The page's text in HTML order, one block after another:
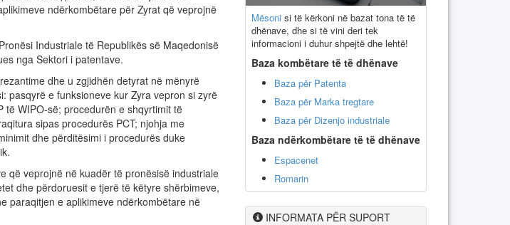
ndërkombëtare për Zyrat që veprojnë
Industriale të Republikës së Maqedonisë
nga Sektori i patentave.
dhe u zgjidhën detyrat në mënyrë
pasqyrë e funksioneve kur Zyra vepron si zyrë
WIPO-së; procedurën e shqyrtimit të
sipas procedurës PCT; njohja me
dhe përditësimi i procedurës duke
që veprojnë në kuadër të pronësisë industriale
dhe përdoruesit e tjerë të këtyre shërbimeve,
paraqitjen e aplikimeve ndërkombëtare në
Mësoni si të kërkoni në bazat tona të të
dhënave, dhe si të vini deri tek
informacioni i duhur shpejtë dhe lehtë!
Baza kombëtare të të dhënave
Baza për Patenta
Baza për Marka tregtare
Baza për Dizenjo industriale
Baza ndërkombëtare të të dhënave
Espacenet
Romarin
INFORMATA PËR SUPORT